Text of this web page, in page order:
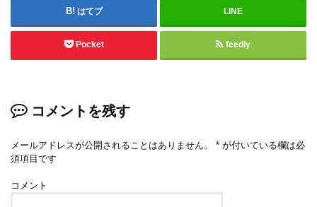
はてブ LINE
Pocket feedly
コメントを残す
メールアドレスが公開されることはありません。 * が付いている欄は必
須項目です
コメント